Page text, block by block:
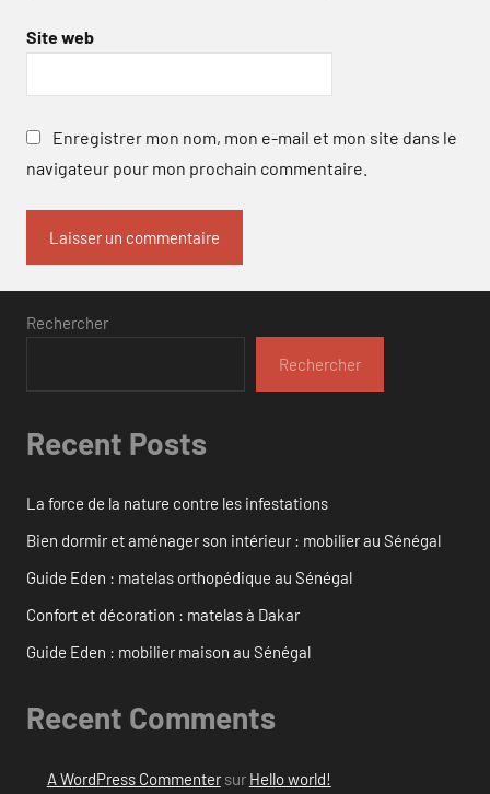
Site web
Enregistrer mon nom, mon e-mail et mon site dans le
navigateur pour mon prochain commentaire.
Rechercher
Rechercher
Recent Posts
La force de la nature contre les infestations
Bien dormir et aménager son intérieur : mobilier au Sénégal
Guide Eden : matelas orthopédique au Sénégal
Confort et décoration : matelas à Dakar
Guide Eden : mobilier maison au Sénégal
Recent Comments
A WordPress Commentersur Hello world!